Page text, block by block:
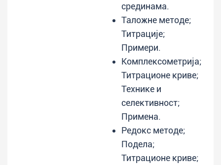
срединама.
Таложне методе;
Титрације;
Примери.
Комплексометрија;
Титрационе криве;
Технике и
селективност;
Примена.
Редокс методе;
Подела;
Титрационе криве;